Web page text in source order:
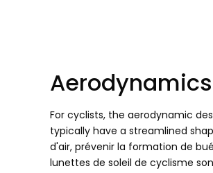
For cyclists, the aerodynamic
typically have a streamlined
d'air, prévenir la formation de
lunettes de soleil de cyclisme